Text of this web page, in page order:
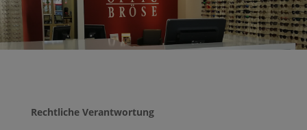
Rechtliche Verantwortung